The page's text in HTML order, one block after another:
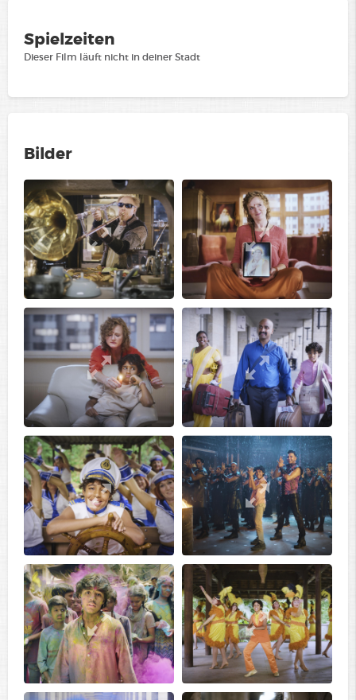
Spielzeiten
Dieser Film läuft nicht in deiner Stadt
Bilder